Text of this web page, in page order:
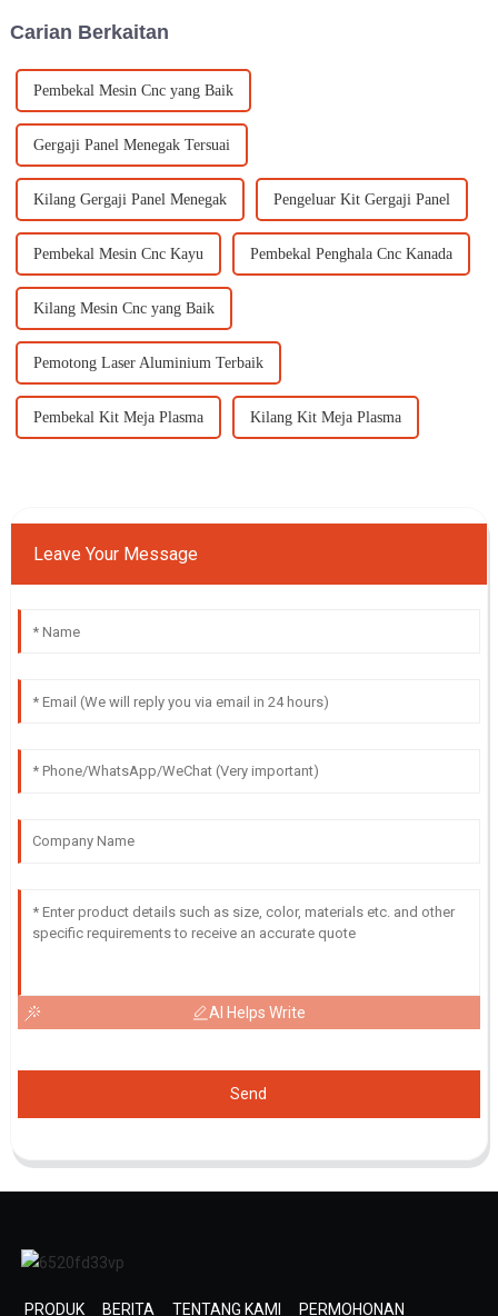
CNC membolehkan engr...
Carian Berkaitan
Pembekal Mesin Cnc yang Baik
Gergaji Panel Menegak Tersuai
Kilang Gergaji Panel Menegak Pengeluar Kit Gergaji Panel
Pembekal Mesin Cnc Kayu Pembekal Penghala Cnc Kanada
Kilang Mesin Cnc yang Baik
Pemotong Laser Aluminium Terbaik
Pembekal Kit Meja Plasma Kilang Kit Meja Plasma
Leave Your Message
AI Helps Write
Send
PRODUK BERITA TENTANG KAMI PERMOHONAN